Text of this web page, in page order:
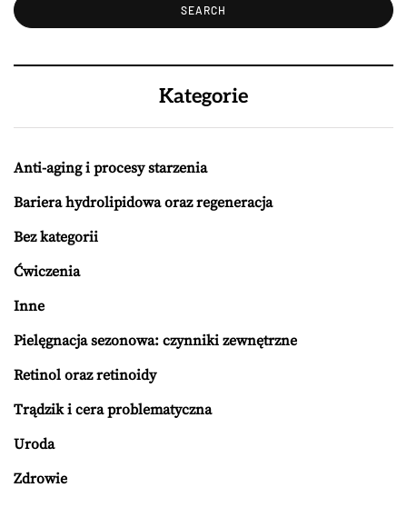
Kategorie
Anti-aging i procesy starzenia
Bariera hydrolipidowa oraz regeneracja
Bez kategorii
Ćwiczenia
Inne
Pielęgnacja sezonowa: czynniki zewnętrzne
Retinol oraz retinoidy
Trądzik i cera problematyczna
Uroda
Zdrowie